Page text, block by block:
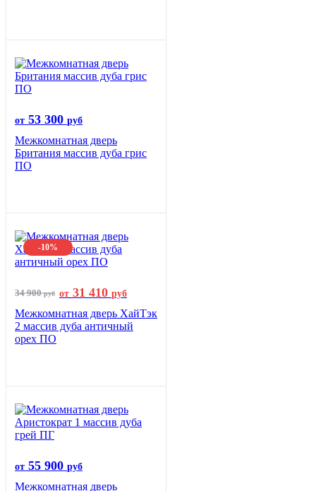
от 53 300 руб
Межкомнатная дверь
Британия массив дуба грис
ПО
-10%
34 900руб от 31 410 руб
Межкомнатная дверь ХайТэк
2 массив дуба античный
орех ПО
от 55 900 руб
Межкомнатная дверь